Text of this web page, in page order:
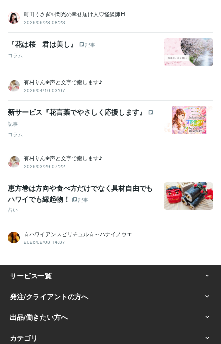
町田うさぎ✨閃光の幸せ届け人♡怪談師⛩️
2026/06/28 08:23
『花は桜 君は美し』
記事
コラム
有村りん❀声と文字で癒します♪
2026/04/10 03:07
新サービス『花言葉でやさしく応援します』
記事
コラム
有村りん❀声と文字で癒します♪
2026/03/29 07:22
恵方巻は方向や食べ方だけでなく具材自由でも
ハワイでも縁起物！
記事
占い
☆ハワイアンスピリチュル☆～ハナイノウエ
2026/02/03 14:37